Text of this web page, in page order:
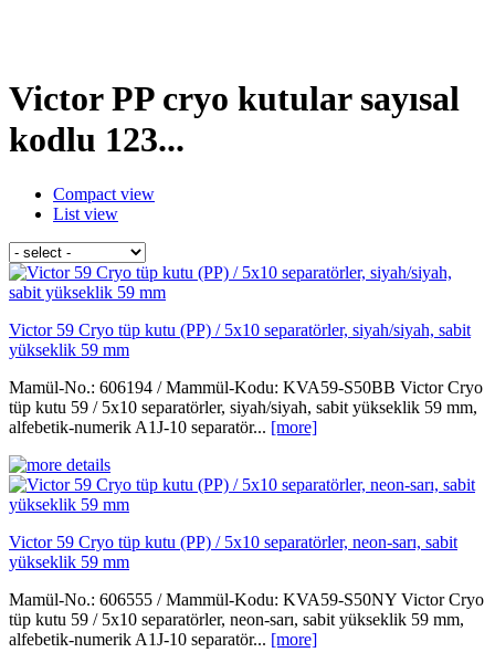
Victor PP cryo kutular sayısal
kodlu 123...
Compact view
List view
Victor 59 Cryo tüp kutu (PP) / 5x10 separatörler, siyah/siyah, sabit
yükseklik 59 mm
Mamül-No.: 606194 / Mammül-Kodu: KVA59-S50BB Victor Cryo
tüp kutu 59 / 5x10 separatörler, siyah/siyah, sabit yükseklik 59 mm,
alfebetik-numerik A1J-10 separatör... [more]
Victor 59 Cryo tüp kutu (PP) / 5x10 separatörler, neon-sarı, sabit
yükseklik 59 mm
Mamül-No.: 606555 / Mammül-Kodu: KVA59-S50NY Victor Cryo
tüp kutu 59 / 5x10 separatörler, neon-sarı, sabit yükseklik 59 mm,
alfebetik-numerik A1J-10 separatör... [more]